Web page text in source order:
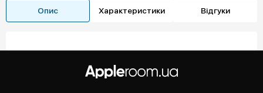
Опис Характеристики Відгуки